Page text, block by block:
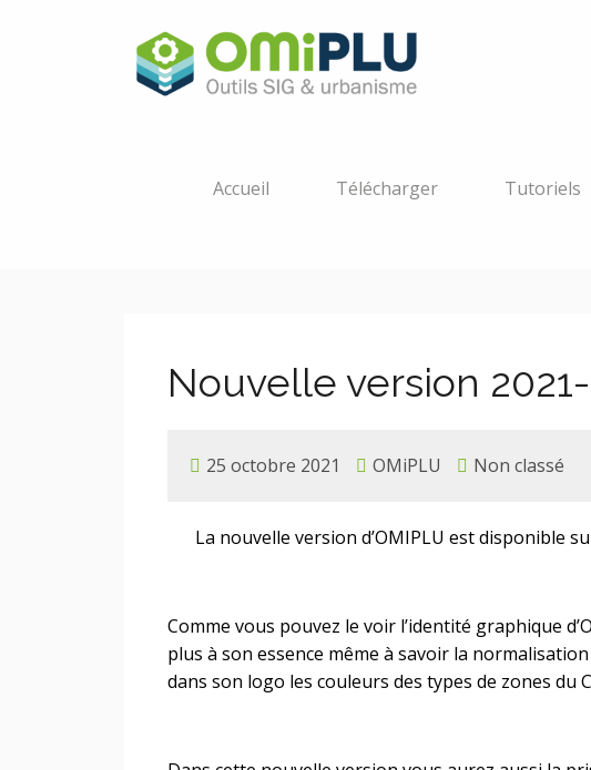
Accueil Télécharger Tutoriels
Nouvelle version
25 octobre 2021 OMiPLU Non classé
La nouvelle version d’OMIPLU est disponible
Comme vous pouvez le voir l’identité graphique
plus à son essence même à savoir la
dans son logo les couleurs des types de zones du